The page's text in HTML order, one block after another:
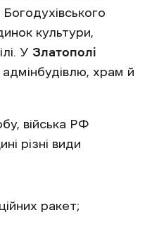
Богодухівського
культури,
У Златополі
храм й
війська РФ
різні види
ракет;